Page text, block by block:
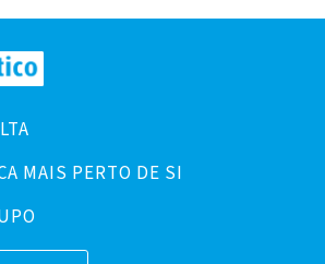
MAIS PERTO DE SI